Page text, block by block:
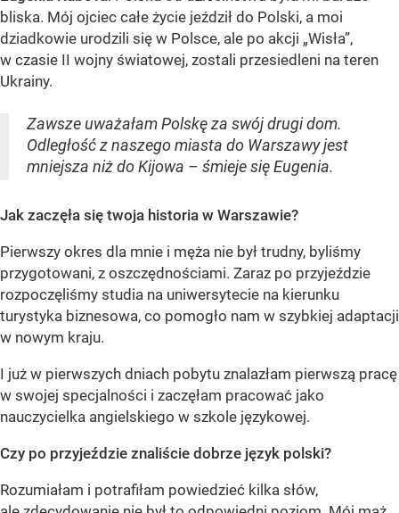
bliska. Mój ojciec całe życie jeździł do Polski, a moi
dziadkowie urodzili się w Polsce, ale po akcji „Wisła”,
w czasie II wojny światowej, zostali przesiedleni na teren
Ukrainy.
Zawsze uważałam Polskę za swój drugi dom.
Odległość z naszego miasta do Warszawy jest
mniejsza niż do Kijowa – śmieje się Eugenia.
Jak zaczęła się twoja historia w Warszawie?
Pierwszy okres dla mnie i męża nie był trudny, byliśmy
przygotowani, z oszczędnościami. Zaraz po przyjeździe
rozpoczęliśmy studia na uniwersytecie na kierunku
turystyka biznesowa, co pomogło nam w szybkiej adaptacji
w nowym kraju.
I już w pierwszych dniach pobytu znalazłam pierwszą pracę
w swojej specjalności i zaczęłam pracować jako
nauczycielka angielskiego w szkole językowej.
Czy po przyjeździe znaliście dobrze język polski?
Rozumiałam i potrafiłam powiedzieć kilka słów,